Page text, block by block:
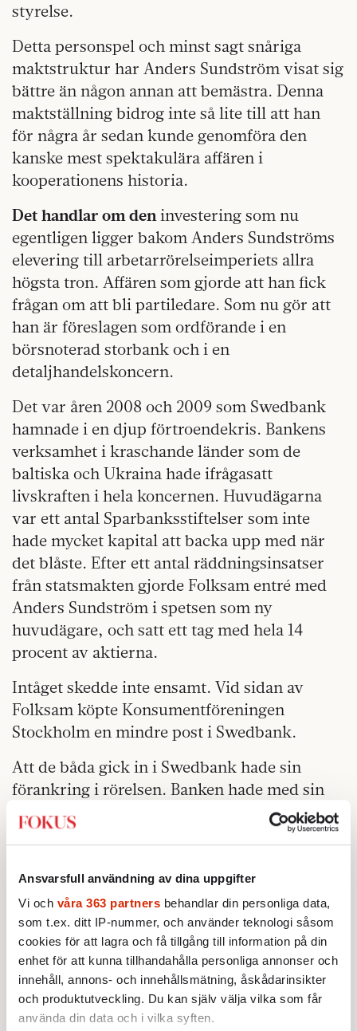
Ansvarsfull användning av dina uppgifter
Vi och våra 363 partners behandlar din personliga data,
som t.ex. ditt IP-nummer, och använder teknologi såsom
cookies för att lagra och få tillgång till information på din
enhet för att kunna tillhandahålla personliga annonser och
innehåll, annons- och innehållsmätning, åskådarinsikter
och produktutveckling. Du kan själv välja vilka som får
använda din data och i vilka syften.
styrelse.
Detta personspel och minst sagt snåriga
maktstruktur har Anders Sundström visat sig
bättre än någon annan att bemästra. Denna
maktställning bidrog inte så lite till att han
för några år sedan kunde genomföra den
kanske mest spektakulära affären i
kooperationens historia.
Det handlar om deninvestering som nu
egentligen ligger bakom Anders Sundströms
elevering till arbetarrörelseimperiets allra
högsta tron. Affären som gjorde att han fick
frågan om att bli partiledare. Som nu gör att
han är föreslagen som ordförande i en
börsnoterad storbank och i en
detaljhandelskoncern.
Det var åren 2008 och 2009 som Swedbank
hamnade i en djup förtroendekris. Bankens
verksamhet i kraschande länder som de
baltiska och Ukraina hade ifrågasatt
livskraften i hela koncernen. Huvudägarna
var ett antal Sparbanksstiftelser som inte
hade mycket kapital att backa upp med när
det blåste. Efter ett antal räddningsinsatser
från statsmakten gjorde Folksam entré med
Anders Sundström i spetsen som ny
huvudägare, och satt ett tag med hela 14
procent av aktierna.
Intåget skedde inte ensamt. Vid sidan av
Folksam köpte Konsumentföreningen
Stockholm en mindre post i Swedbank.
Att de båda gick in i Swedbank hade sin
förankring i rörelsen. Banken hade med sin
bakgrund i de gamla sparbankerna en
liknande kundägd historia. Folksam och
områden. Men viktigare var nog Sundström
själv. Under åren 1998 till 2002 var han, som
nämnts, vd för den fristående Pitedalens
Sparbank och senare ordförande i
Sparbanken Nord. Det ledde till att han några
år satt i Swedbanks styrelse, en post han
avgick från 2004 när han blev chef för